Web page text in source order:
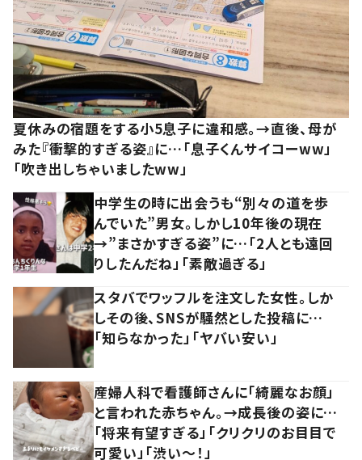
夏休みの宿題をする小5息子に違和感。→直後、母が
みた『衝撃的すぎる姿』に…「息子くんサイコーww」
「吹き出しちゃいましたww」
中学生の時に出会うも“別々の道を歩
んでいた”男女。しかし10年後の現在
→”まさかすぎる姿”に…「2人とも遠回
りしたんだね」「素敵過ぎる」
スタバでワッフルを注文した女性。しか
しその後、SNSが騒然とした投稿に…
「知らなかった」「ヤバい安い」
産婦人科で看護師さんに「綺麗なお顔」
と言われた赤ちゃん。→成長後の姿に…
「将来有望すぎる」「クリクリのお目目で
可愛い」「渋い～！」